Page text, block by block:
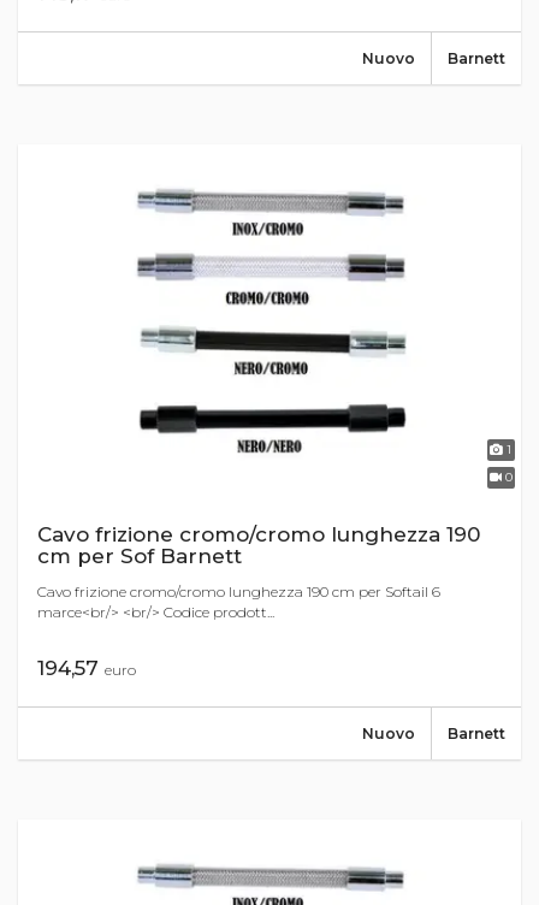
Barnett
Nuovo
1
0
Cavo frizione cromo/cromo lunghezza 190
cm per Sof Barnett
Cavo frizione cromo/cromo lunghezza 190 cm per Softail 6
marce<br/> <br/> Codice prodott...
194,57 euro
Barnett
Nuovo